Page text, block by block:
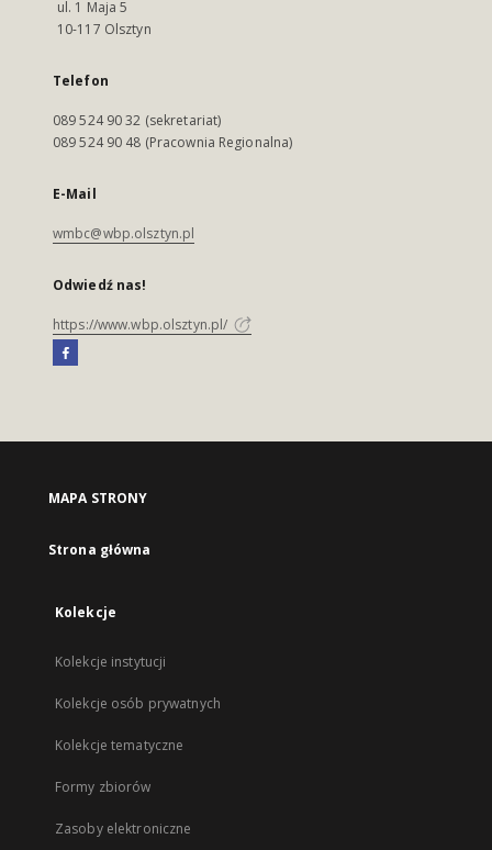
ul. 1 Maja 5
10-117 Olsztyn
Telefon
089 524 90 32 (sekretariat)
089 524 90 48 (Pracownia Regionalna)
E-Mail
wmbc@wbp.olsztyn.pl
Odwiedź nas!
https://www.wbp.olsztyn.pl/
MAPA STRONY
Strona główna
Kolekcje
Kolekcje instytucji
Kolekcje osób prywatnych
Kolekcje tematyczne
Formy zbiorów
Zasoby elektroniczne